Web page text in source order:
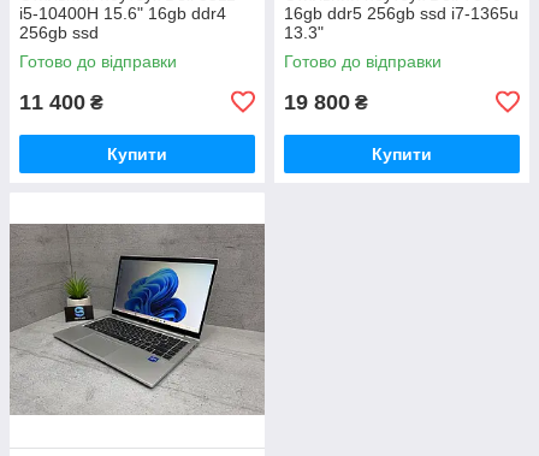
i5-10400H 15.6" 16gb ddr4
256gb ssd
Готово до відправки
11 400 ₴
Купити
16gb ddr5 256gb ssd i7-1365u
13.3"
Готово до відправки
19 800 ₴
Купити